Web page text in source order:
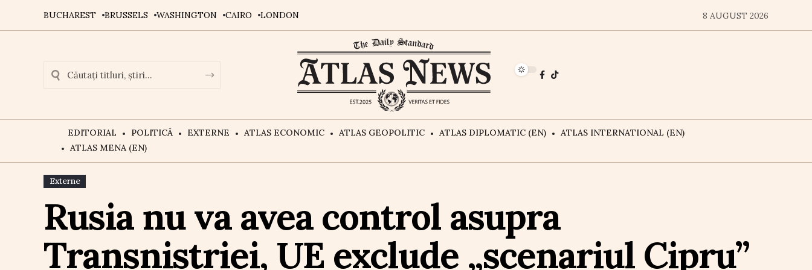
BUCHAREST BRUSSELS WASHINGTON CAIRO LONDON 8 AUGUST 2026
EDITORIAL POLITICĂ EXTERNE ATLAS ECONOMIC ATLAS GEOPOLITIC ATLAS DIPLOMATIC (EN)
ATLAS INTERNATIONAL (EN)
ATLAS MENA (EN)
Externe
Rusia nu va avea control asupra
Transnistriei, UE exclude „scenariul Cipru”